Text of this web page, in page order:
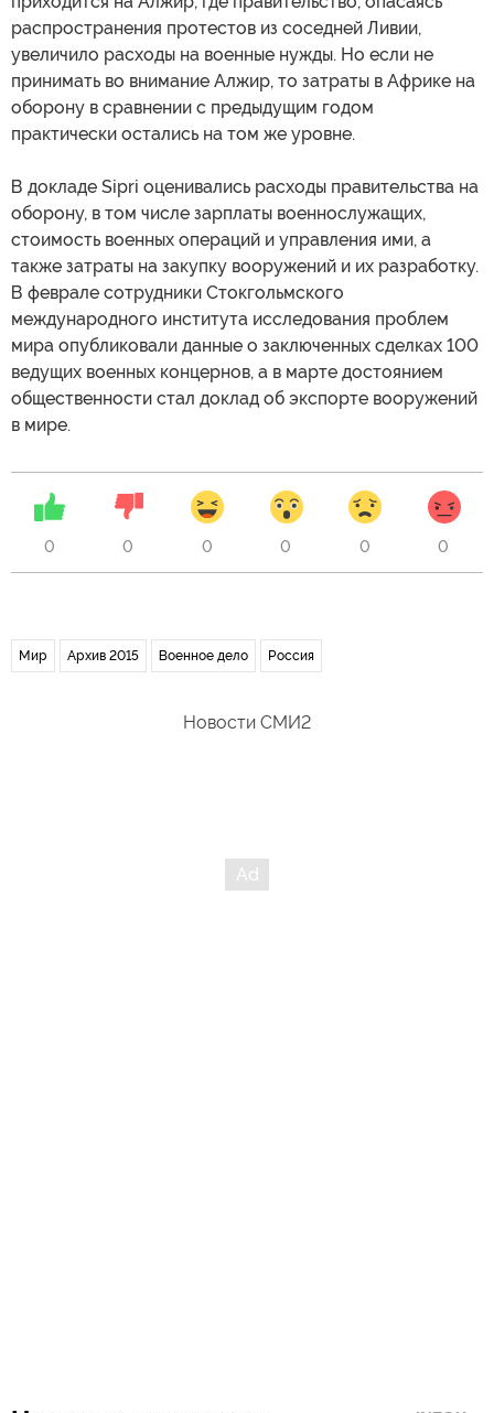
распространения протестов из соседней Ливии,
увеличило расходы на военные нужды. Но если не
принимать во внимание Алжир, то затраты в Африке на
оборону в сравнении с предыдущим годом
практически остались на том же уровне.
В докладе Sipri оценивались расходы правительства на
оборону, в том числе зарплаты военнослужащих,
стоимость военных операций и управления ими, а
также затраты на закупку вооружений и их разработку.
В феврале сотрудники Стокгольмского
международного института исследования проблем
мира опубликовали данные о заключенных сделках 100
ведущих военных концернов, а в марте достоянием
общественности стал доклад об экспорте вооружений
в мире.
0 0 0 0 0 0
Мир Архив 2015 Военное дело Россия
Новости СМИ2